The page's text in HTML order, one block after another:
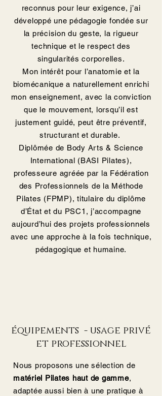
reconnus pour leur exigence, j’ai
développé une pédagogie fondée sur
la précision du geste, la rigueur
technique et le respect des
singularités corporelles.
Mon intérêt pour l’anatomie et la
biomécanique a naturellement enrichi
mon enseignement, avec la conviction
que le mouvement, lorsqu’il est
justement guidé, peut être préventif,
structurant et durable.
Diplômée de Body Arts & Science
International (BASI Pilates),
professeure agréée par la Fédération
des Professionnels de la Méthode
Pilates (FPMP), titulaire du diplôme
d’État et du PSC1, j’accompagne
aujourd’hui des projets professionnels
avec une approche à la fois technique,
pédagogique et humaine.​​
équipements - usage privé
et professionnel
Nous proposons une sélection de
matériel Pilates haut de gamme,
adaptée aussi bien à une pratique à